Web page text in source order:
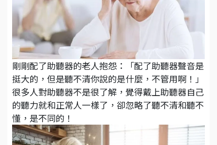
剛剛配了助聽器的老人抱怨：「配了助聽器聲音是
挺大的，但是聽不清你說的是什麼，不管用啊！」
很多人對助聽器不是很了解，覺得戴上助聽器自己
的聽力就和正常人一樣了，卻忽略了聽不清和聽不
懂，是不同的！